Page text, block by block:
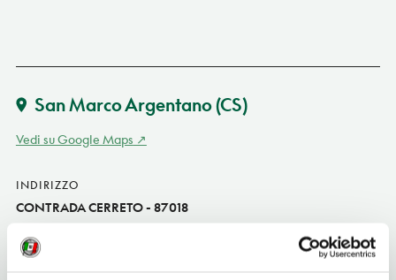
San Marco Argentano(CS)
Vedi su Google Maps
INDIRIZZO
CONTRADA CERRETO - 87018
Calabria IT